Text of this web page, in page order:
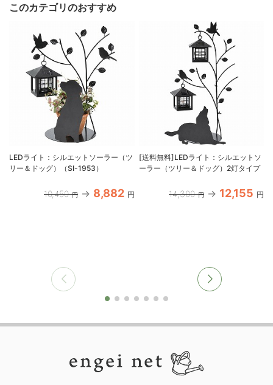
このカテゴリのおすすめ
LEDライト：シルエットソーラー（ツ
リー＆ドッグ）（SI-1953）
10,450 円 8,882 円
[送料無料]LEDライト：シルエットソ
ーラー（ツリー＆ドッグ）2灯タイプ
14,300 円 12,155 円